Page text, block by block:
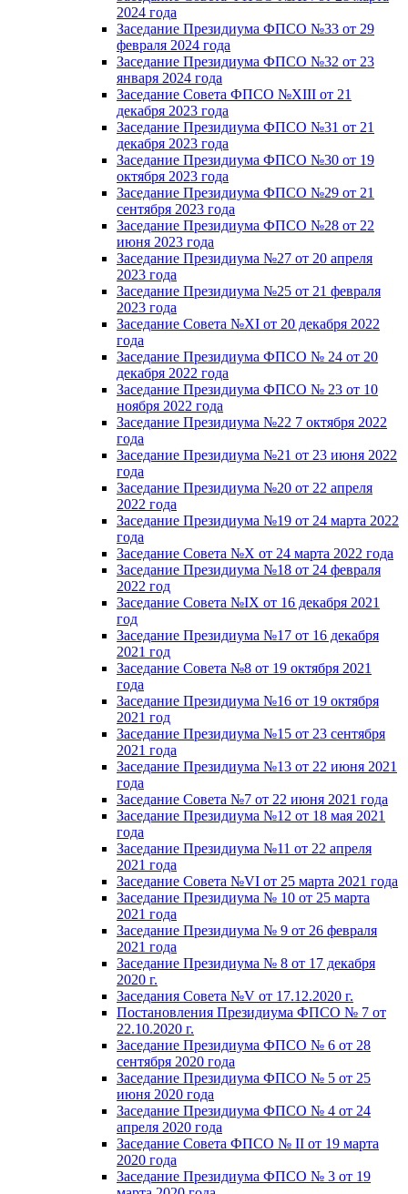
2024 года
Заседание Президиума ФПСО №33 от 29
февраля 2024 года
Заседание Президиума ФПСО №32 от 23
января 2024 года
Заседание Совета ФПСО №XIII от 21
декабря 2023 года
Заседание Президиума ФПСО №31 от 21
декабря 2023 года
Заседание Президиума ФПСО №30 от 19
октября 2023 года
Заседание Президиума ФПСО №29 от 21
сентября 2023 года
Заседание Президиума ФПСО №28 от 22
июня 2023 года
Заседание Президиума №27 от 20 апреля
2023 года
Заседание Президиума №25 от 21 февраля
2023 года
Заседание Совета №XI от 20 декабря 2022
года
Заседание Президиума ФПСО № 24 от 20
декабря 2022 года
Заседание Президиума ФПСО № 23 от 10
ноября 2022 года
Заседание Президиума №22 7 октября 2022
года
Заседание Президиума №21 от 23 июня 2022
года
Заседание Президиума №20 от 22 апреля
2022 года
Заседание Президиума №19 от 24 марта 2022
года
Заседание Совета №X от 24 марта 2022 года
Заседание Президиума №18 от 24 февраля
2022 год
Заседание Совета №IX от 16 декабря 2021
год
Заседание Президиума №17 от 16 декабря
2021 год
Заседание Совета №8 от 19 октября 2021
года
Заседание Президиума №16 от 19 октября
2021 год
Заседание Президиума №15 от 23 сентября
2021 года
Заседание Президиума №13 от 22 июня 2021
года
Заседание Совета №7 от 22 июня 2021 года
Заседание Президиума №12 от 18 мая 2021
года
Заседание Президиума №11 от 22 апреля
2021 года
Заседание Совета №VI от 25 марта 2021 года
Заседание Президиума № 10 от 25 марта
2021 года
Заседание Президиума № 9 от 26 февраля
2021 года
Заседание Президиума № 8 от 17 декабря
2020 г.
Заседания Совета №V от 17.12.2020 г.
Постановления Президиума ФПСО № 7 от
22.10.2020 г.
Заседание Президиума ФПСО № 6 от 28
сентября 2020 года
Заседание Президиума ФПСО № 5 от 25
июня 2020 года
Заседание Президиума ФПСО № 4 от 24
апреля 2020 года
Заседание Совета ФПСО № II от 19 марта
2020 года
Заседание Президиума ФПСО № 3 от 19